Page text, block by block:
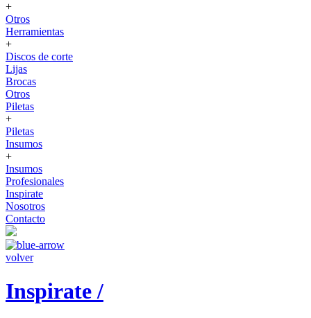
+
Otros
Herramientas
+
Discos de corte
Lijas
Brocas
Otros
Piletas
+
Piletas
Insumos
+
Insumos
Profesionales
Inspirate
Nosotros
Contacto
volver
Inspirate /